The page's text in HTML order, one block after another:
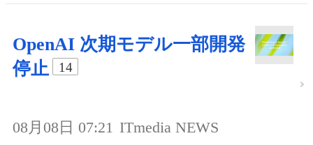
OpenAI 次期モデル一部開発
停止
14
08月08日 07:21 ITmedia NEWS